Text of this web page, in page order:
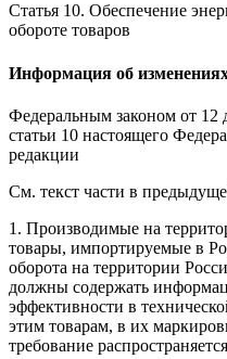
Статья 10. Обеспечение
обороте товаров
Информация об
Федеральным законом от 12
статьи 10 настоящего
редакции
См. текст части в
1. Производимые на
товары, импортируемые в
оборота на территории
должны содержать
эффективности в
этим товарам, в их
требование